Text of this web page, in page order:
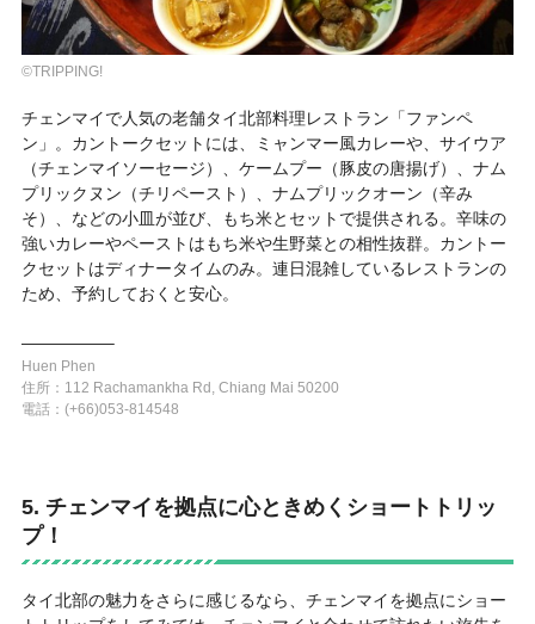
©TRIPPING!
チェンマイで人気の老舗タイ北部料理レストラン「ファンペ
ン」。カントークセットには、ミャンマー風カレーや、サイウア
（チェンマイソーセージ）、ケームプー（豚皮の唐揚げ）、ナム
プリックヌン（チリペースト）、ナムプリックオーン（辛み
そ）、などの小皿が並び、もち米とセットで提供される。辛味の
強いカレーやペーストはもち米や生野菜との相性抜群。カントー
クセットはディナータイムのみ。連日混雑しているレストランの
ため、予約しておくと安心。
—————–
Huen Phen
住所：112 Rachamankha Rd, Chiang Mai 50200
電話：(+66)053-814548
5. チェンマイを拠点に心ときめくショートトリッ
プ！
タイ北部の魅力をさらに感じるなら、チェンマイを拠点にショー